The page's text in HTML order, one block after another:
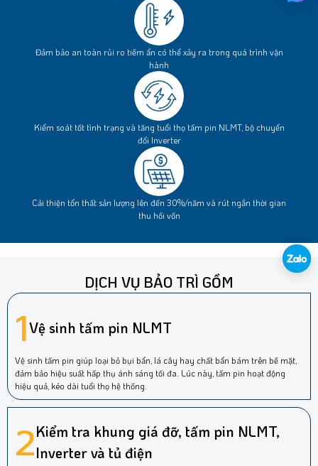
Đảm bảo an toàn rủi ro tiềm ẩn có thể xảy ra trong quá trình vận
hành
Kiểm soát tốt tình trạng và tăng tuổi thọ tấm pin NLMT, bộ chuyển
đổi Inverter
Cải thiện tổn thất sản lượng lên đến 30%/năm và rút ngắn thời gian
thu hồi vốn
DỊCH VỤ BẢO TRÌ GỒM
1Vệ sinh tấm pin NLMT
Vệ sinh tấm pin giúp loại bỏ bụi bẩn, lá cây hay chất bẩn bám trên bề mặt,
đảm bảo hiệu suất hấp thụ ánh sáng tối đa. Lúc này, tấm pin hoạt động
hiệu quả, kéo dài tuổi thọ hệ thống.
2Kiểm tra khung giá đỡ, tấm pin NLMT,
Inverter và tủ điện